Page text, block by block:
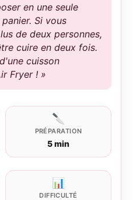
en une seule
Si vous
de deux personnes,
cuire en deux fois.
cuisson
Fryer ! »
🔪
PRÉPARATION
5 min
📊
DIFFICULTÉ